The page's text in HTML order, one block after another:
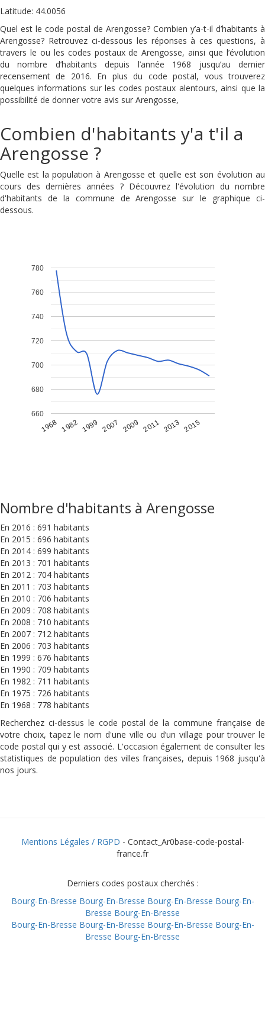
Latitude: 44.0056
Quel est le code postal de Arengosse? Combien y’a-t-il d’habitants à
Arengosse? Retrouvez ci-dessous les réponses à ces questions, à
travers le ou les codes postaux de Arengosse, ainsi que l’évolution
du nombre d’habitants depuis l’année 1968 jusqu’au dernier
recensement de 2016. En plus du code postal, vous trouverez
quelques informations sur les codes postaux alentours, ainsi que la
possibilité de donner votre avis sur Arengosse,
Combien d'habitants y'a t'il a
Arengosse ?
Quelle est la population à Arengosse et quelle est son évolution au
cours des dernières années ? Découvrez l'évolution du nombre
d'habitants de la commune de Arengosse sur le graphique ci-
dessous.
1968 1982 1999 2007 2009 2011 2013 2015
660
680
700
720
740
760
780
Nombre d'habitants à Arengosse
En 2016 : 691 habitants
En 2015 : 696 habitants
En 2014 : 699 habitants
En 2013 : 701 habitants
En 2012 : 704 habitants
En 2011 : 703 habitants
En 2010 : 706 habitants
En 2009 : 708 habitants
En 2008 : 710 habitants
En 2007 : 712 habitants
En 2006 : 703 habitants
En 1999 : 676 habitants
En 1990 : 709 habitants
En 1982 : 711 habitants
En 1975 : 726 habitants
En 1968 : 778 habitants
Recherchez ci-dessus le code postal de la commune française de
votre choix, tapez le nom d'une ville ou d’un village pour trouver le
code postal qui y est associé. L'occasion également de consulter les
statistiques de population des villes françaises, depuis 1968 jusqu'à
nos jours.
Mentions Légales / RGPD - Contact_Ar0base-code-postal-
france.fr
Derniers codes postaux cherchés :
Bourg-En-Bresse Bourg-En-Bresse Bourg-En-Bresse Bourg-En-
Bresse Bourg-En-Bresse
Bourg-En-Bresse Bourg-En-Bresse Bourg-En-Bresse Bourg-En-
Bresse Bourg-En-Bresse